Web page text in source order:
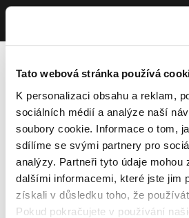
Tato webová stránka používá
K personalizaci obsahu a reklam,
sociálních médií a analýze naší
soubory cookie. Informace o tom,
sdílíme se svými partnery pro
analýzy. Partneři tyto údaje mohou
dalšími informacemi, které jste jim
získali v důsledku toho, že
Pokud pokračujete v používání